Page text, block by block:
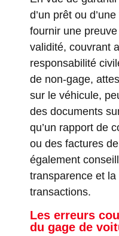
d’un prêt ou
fournir une
validité, couvrant
responsabilité
de non-gage,
sur le véhicule,
des documents
qu’un rapport de
ou des factures
également
transparence et
transactions.
Les erreurs
du gage de